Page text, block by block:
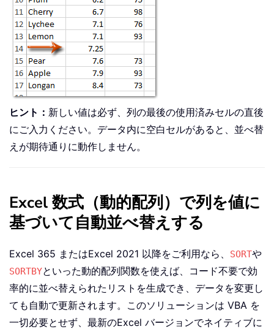
ヒント： 新しい値は必ず、列の最後の使用済みセルの直後
にご入力ください。データ内に空白セルがあると、並べ替
えが期待通りに動作しません。
Excel 数式（動的配列）で列を値に
基づいて自動並べ替えする
Excel 365 またはExcel 2021 以降をご利用なら、 SORTや
SORTBYといった動的配列関数を使えば、コード不要で効
率的に並べ替えられたリストを生成でき、データを変更し
ても自動で更新されます。このソリューションは VBA を
一切必要とせず、最新のExcel バージョンでネイティブに